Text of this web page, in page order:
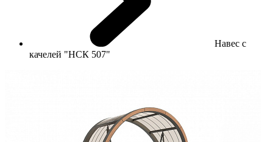
Навес с
качелей "НСК 507"